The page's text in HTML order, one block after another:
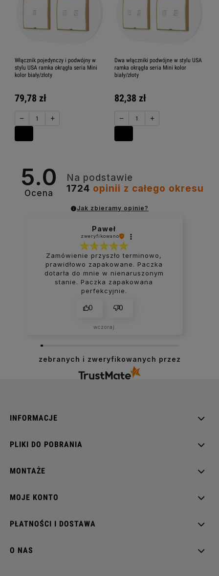
Włącznik pojedynczy i podwójny w
stylu USA ramka okrągła seria Mini
kolor biały/złoty
79,78 zł
− +
Dwa włączniki podwójne w stylu USA
ramka okrągła seria Mini kolor
biały/złoty
82,38 zł
− +
5.0
Ocena
Na podstawie
1724 opinii z całego okresu
Jak zbieramy opinie?
Paweł
zweryfikowano
Zamówienie przyszło terminowo,
prawidłowo zapakowane. Paczka
dotarła do mnie w nienaruszonym
stanie. Paczka zapakowana
perfekcyjnie.
0 0
wczoraj
zebranych i zweryfikowanych przez
INFORMACJE
PLIKI DO POBRANIA
MONTAŻE
MOJE KONTO
PŁATNOŚCI I DOSTAWA
O NAS